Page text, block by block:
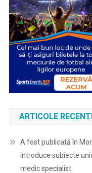
ARTICOLE
A fost publicată în
introduce subiecte
medic specialist